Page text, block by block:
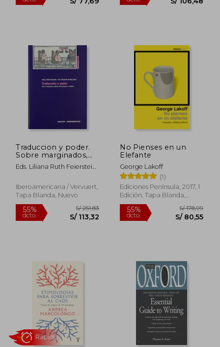
55%
Traduccion y poder.
Sobre marginados,
infieles, hermeneutas
y exiliados (Spanish
Eds. Liliana Ruth Feierstein
Iberoamericana / Vervuert,
Tapa Blanda, Nuevo
55%
No Pienses en un
Elefante
George Lakoff
(1)
Ediciones Península, 2017, 1
Edición, Tapa Blanda,
Nuevo
55%